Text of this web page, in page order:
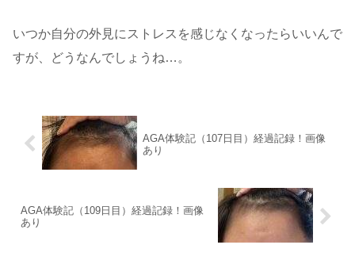
いつか自分の外見にストレスを感じなくなったらいいんで
すが、どうなんでしょうね…。
AGA体験記（107日目）経過記録！画像
あり
AGA体験記（109日目）経過記録！画像
あり